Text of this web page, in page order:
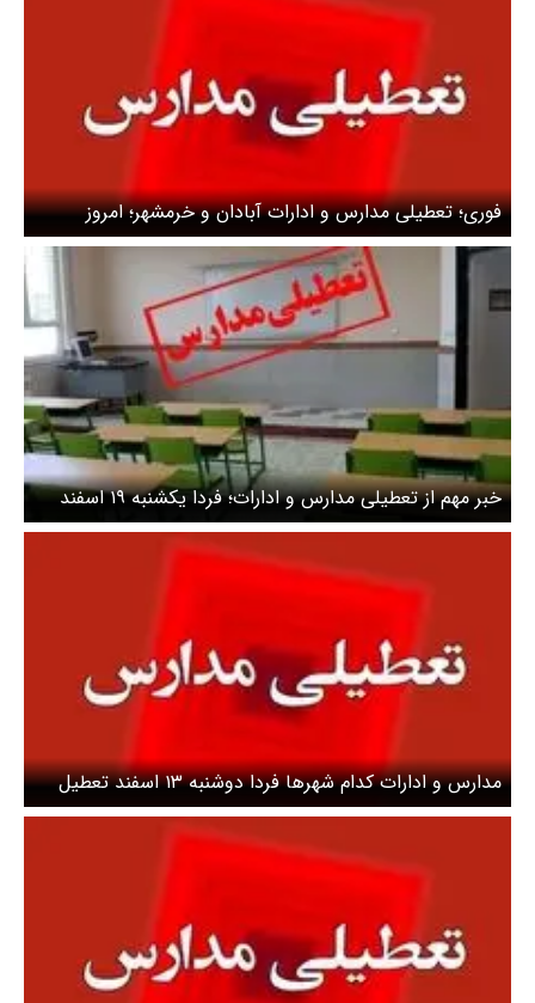
فوری؛ تعطیلی مدارس و ادارات آبادان و خرمشهر؛ امروز
چهارشنبه ۱۰ اردیبهشت
خبر مهم از تعطیلی مدارس و ادارات؛ فردا یکشنبه ۱۹ اسفند
مدارس و ادارات کدام شهرها فردا دوشنبه ۱۳ اسفند تعطیل
است؟